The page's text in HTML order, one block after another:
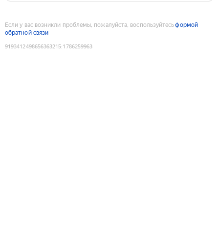
Если у вас возникли проблемы, пожалуйста, воспользуйтесьформой
обратной связи
9193412498656363215:1786259963